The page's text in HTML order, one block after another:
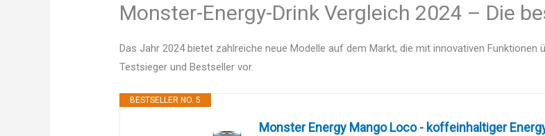
Monster-Energy-Drink Vergleich 2024 – Die
Das Jahr 2024 bietet zahlreiche neue Modelle auf dem Markt, die mit innovativen Funktionen
Testsieger und Bestseller vor.
BESTSELLER NO. 5
Monster Energy Mango Loco - koffeinhaltiger